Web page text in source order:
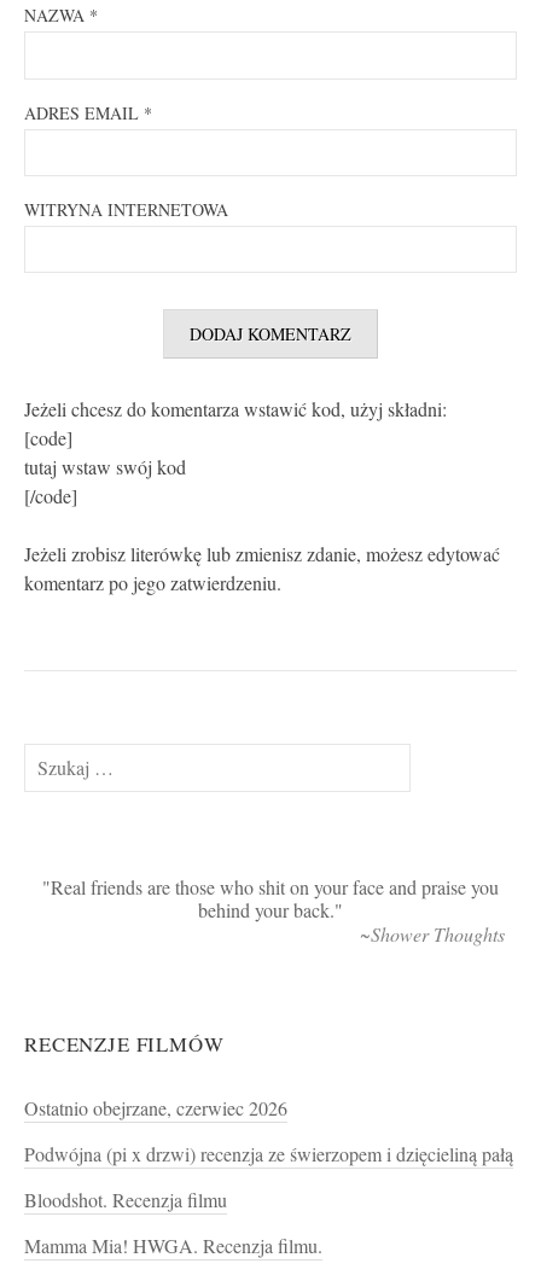
NAZWA *
ADRES EMAIL *
WITRYNA INTERNETOWA
Jeżeli chcesz do komentarza wstawić kod, użyj składni:
[code]
tutaj wstaw swój kod
[/code]
Jeżeli zrobisz literówkę lub zmienisz zdanie, możesz edytować
komentarz po jego zatwierdzeniu.
Szukaj:
Real friends are those who shit on your face and praise you
behind your back.
~Shower Thoughts
RECENZJE FILMÓW
Ostatnio obejrzane, czerwiec 2026
Podwójna (pi x drzwi) recenzja ze świerzopem i dzięcieliną pałą
Bloodshot. Recenzja filmu
Mamma Mia! HWGA. Recenzja filmu.